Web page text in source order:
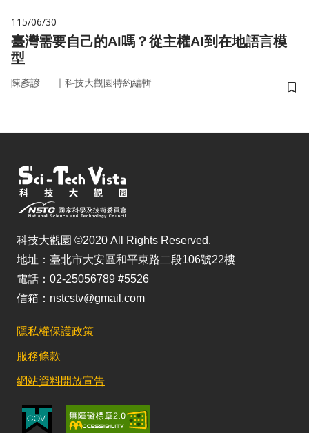
115/06/30
臺灣需要自己的AI嗎？從主權AI到在地語言模
型
陳彥諺 ｜ 科技大觀園特約編輯
儲
科技大觀園 ©2020 All Rights Reserved.
地址：臺北市大安區和平東路二段106號22樓
電話：02-25056789 #5526
信箱：nstcstv@gmail.com
隱私權保護政策
服務條款
網站資料開放宣告